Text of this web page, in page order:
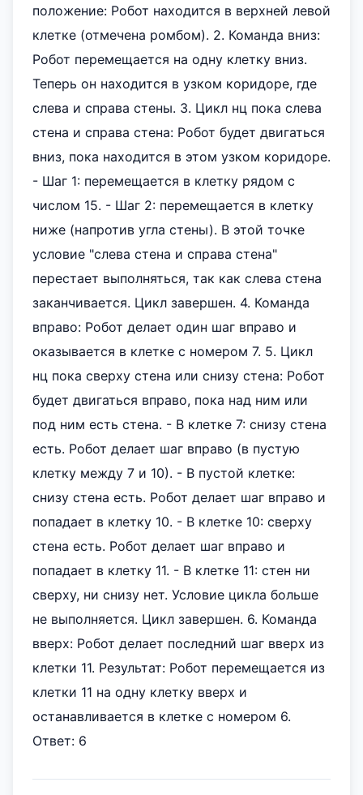
положение: Робот находится в верхней левой
клетке (отмечена ромбом). 2. Команда вниз:
Робот перемещается на одну клетку вниз.
Теперь он находится в узком коридоре, где
слева и справа стены. 3. Цикл нц пока слева
стена и справа стена: Робот будет двигаться
вниз, пока находится в этом узком коридоре.
- Шаг 1: перемещается в клетку рядом с
числом 15. - Шаг 2: перемещается в клетку
ниже (напротив угла стены). В этой точке
условие "слева стена и справа стена"
перестает выполняться, так как слева стена
заканчивается. Цикл завершен. 4. Команда
вправо: Робот делает один шаг вправо и
оказывается в клетке с номером 7. 5. Цикл
нц пока сверху стена или снизу стена: Робот
будет двигаться вправо, пока над ним или
под ним есть стена. - В клетке 7: снизу стена
есть. Робот делает шаг вправо (в пустую
клетку между 7 и 10). - В пустой клетке:
снизу стена есть. Робот делает шаг вправо и
попадает в клетку 10. - В клетке 10: сверху
стена есть. Робот делает шаг вправо и
попадает в клетку 11. - В клетке 11: стен ни
сверху, ни снизу нет. Условие цикла больше
не выполняется. Цикл завершен. 6. Команда
вверх: Робот делает последний шаг вверх из
клетки 11. Результат: Робот перемещается из
клетки 11 на одну клетку вверх и
останавливается в клетке с номером 6.
Ответ: 6